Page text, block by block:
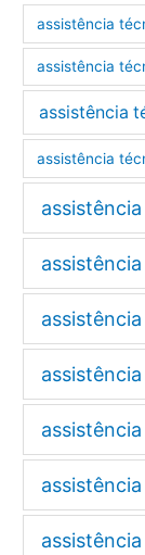
assistência
assistência
assistência
assistência